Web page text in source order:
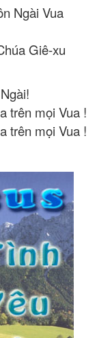
Ngài Vua
Giê-xu
trên mọi Vua !
trên mọi Vua !